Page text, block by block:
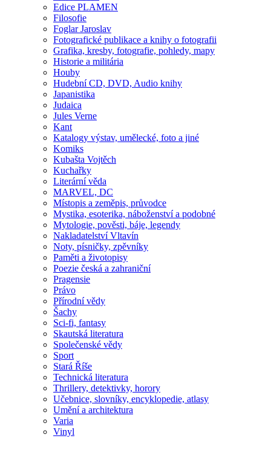
Edice PLAMEN
Filosofie
Foglar Jaroslav
Fotografické publikace a knihy o fotografii
Grafika, kresby, fotografie, pohledy, mapy
Historie a militária
Houby
Hudební CD, DVD, Audio knihy
Japanistika
Judaica
Jules Verne
Kant
Katalogy výstav, umělecké, foto a jiné
Komiks
Kubašta Vojtěch
Kuchařky
Literární věda
MARVEL, DC
Místopis a zeměpis, průvodce
Mystika, esoterika, náboženství a podobné
Mytologie, pověsti, báje, legendy
Nakladatelství Vltavín
Noty, písničky, zpěvníky
Paměti a životopisy
Poezie česká a zahraniční
Pragensie
Právo
Přírodní vědy
Šachy
Sci-fi, fantasy
Skautská literatura
Společenské vědy
Sport
Stará Říše
Technická literatura
Thrillery, detektivky, horory
Učebnice, slovníky, encyklopedie, atlasy
Umění a architektura
Varia
Vinyl